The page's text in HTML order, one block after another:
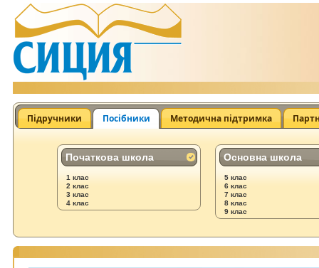
Підручники Посібники Методична підтримка
Початкова школа
1 клас
2 клас
3 клас
4 клас
Основна школа
5 клас
6 клас
7 клас
8 клас
9 клас